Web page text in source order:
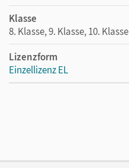
Klasse
8. Klasse, 9. Klasse, 10. Klasse
Lizenzform
Einzellizenz EL